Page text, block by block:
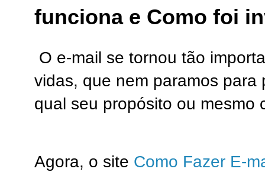
funciona e Como foi
O e-mail se tornou tão
vidas, que nem paramos para
qual seu propósito ou mesmo
Agora, o site Como Fazer E-